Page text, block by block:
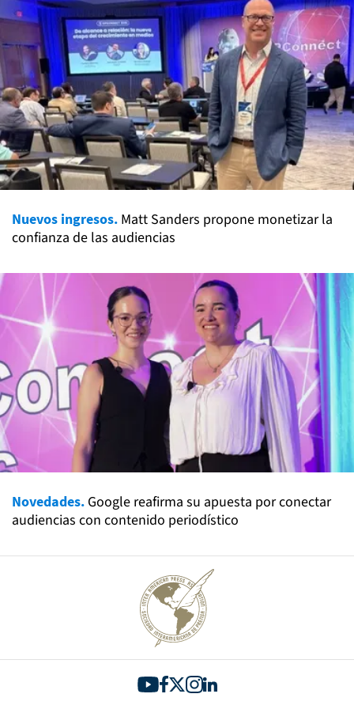
Nuevos ingresos. Matt Sanders propone monetizar la
confianza de las audiencias
Novedades. Google reafirma su apuesta por conectar
audiencias con contenido periodístico